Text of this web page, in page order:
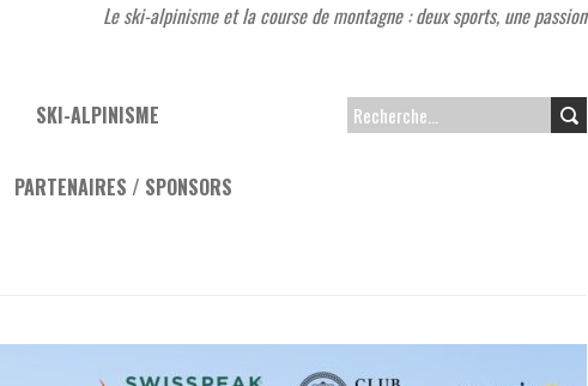
Le ski-alpinisme et la course de montagne : deux sports, une passion
SKI-ALPINISME
PARTENAIRES / SPONSORS
R